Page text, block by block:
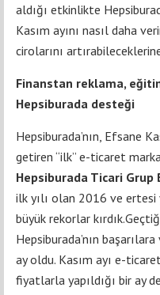
aldığı etkinlikte
Kasım ayını nasıl daha
cirolarını
Finanstan reklama,
Hepsiburada desteği
Hepsiburada’nın, Efsane
getiren “ilk” e-ticaret
Hepsiburada Ticari Grup
ilk yılı olan 2016 ve ertesi
büyük rekorlar
Hepsiburada’nın
ay oldu. Kasım ayı e-
fiyatlarla yapıldığı bir ay